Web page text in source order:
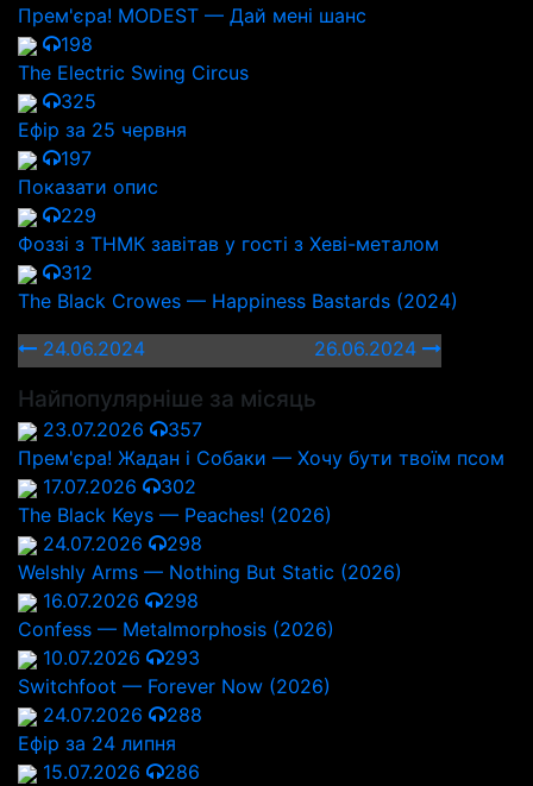
Прем'єра! MODEST — Дай мені шанс
198
The Electric Swing Circus
325
Ефір за 25 червня
197
Показати опис
229
Фоззі з ТНМК завітав у гості з Хеві-металом
312
The Black Crowes — Happiness Bastards (2024)
24.06.2024
26.06.2024
Найпопулярніше за місяць
23.07.2026
357
Прем'єра! Жадан і Собаки — Хочу бути твоїм псом
17.07.2026
302
The Black Keys — Peaches! (2026)
24.07.2026
298
Welshly Arms — Nothing But Static (2026)
16.07.2026
298
Confess — Metalmorphosis (2026)
10.07.2026
293
Switchfoot — Forever Now (2026)
24.07.2026
288
Ефір за 24 липня
15.07.2026
286